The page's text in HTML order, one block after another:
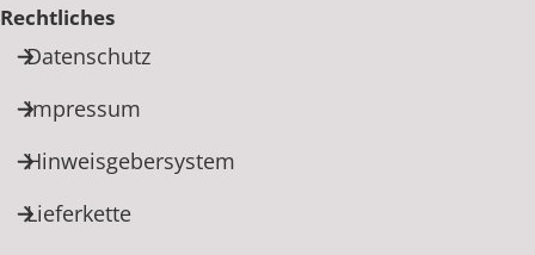
Rechtliches
Datenschutz
Impressum
Hinweisgebersystem
Lieferkette